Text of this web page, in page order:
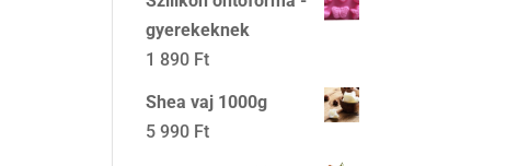
gyerekeknek
1 890 Ft
Shea vaj 1000g
5 990 Ft